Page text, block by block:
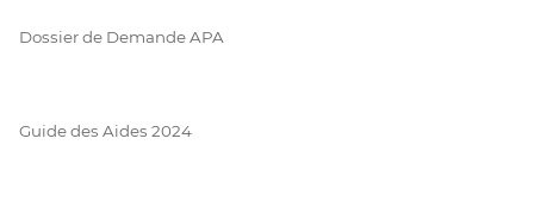
Dossier de Demande APA
Guide des Aides 2024